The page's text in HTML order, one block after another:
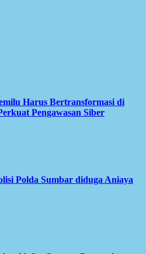
Harus Bertransformasi di
Pengawasan Siber
Polda Sumbar diduga Aniaya